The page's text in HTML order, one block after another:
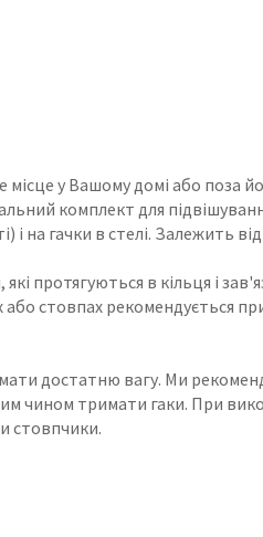
місце у Вашому домі або поза
комплект для
на гачки в стелі. Залежить
протягуються в кільця і
або стовпах рекомендується
достатню вагу. Ми
чином тримати гаки. При
стовпчики.